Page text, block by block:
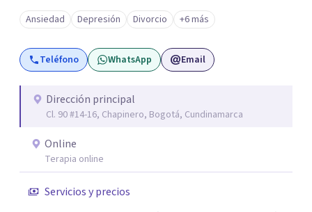
consulta no solo cargan con un síntoma: sienten que sus
propias reacciones emocionales les complican más la
vida. Desde ahí trabajamos. No busco eliminar el
malestar a la fuerza. Prefiero entender qué lo sostiene y
forma presencial y también online.
Ansiedad Depresión Divorcio +6 más
Teléfono WhatsApp Email
Dirección principal
Cl. 90 #14-16, Chapinero, Bogotá, Cundinamarca
Online
Terapia online
Servicios y precios